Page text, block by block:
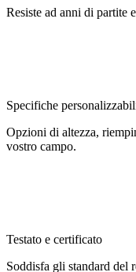
Resiste ad anni di partite
Specifiche
Opzioni di altezza,
vostro campo.
Testato e certificato
Soddisfa gli standard del